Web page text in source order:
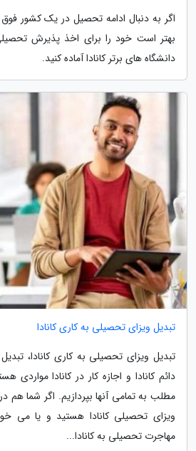
اگر به دنبال ادامه تحصیل در یک کشور
بهتر است خود را برای اخذ پذیرش
دانشگاه های برتر کانادا آماده کنید.
تبدیل ویزای تحصیلی به کاری کانادا
تبدیل ویزای تحصیلی به کاری کانادا،
دائم کانادا و اجازه کار در کانادا
مطلب به تمامی آنها بپردازیم. اگر شما هم
ویزای تحصیلی کانادا هستید و یا می
مهاجرت تحصیلی به کانادا...